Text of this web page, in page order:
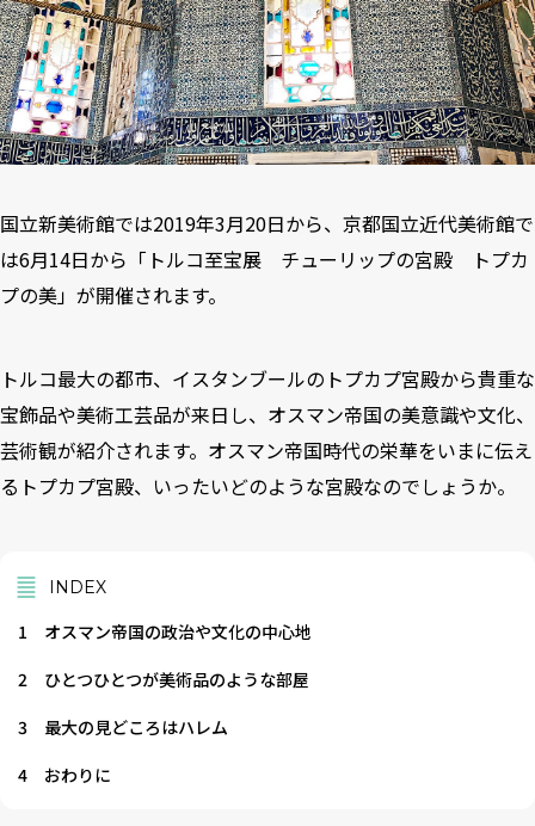
国立新美術館では2019年3月20日から、京都国立近代美術館で
は6月14日から「トルコ至宝展 チューリップの宮殿 トプカ
プの美」が開催されます。
トルコ最大の都市、イスタンブールのトプカプ宮殿から貴重な
宝飾品や美術工芸品が来日し、オスマン帝国の美意識や文化、
芸術観が紹介されます。オスマン帝国時代の栄華をいまに伝え
るトプカプ宮殿、いったいどのような宮殿なのでしょうか。
INDEX
1
オスマン帝国の政治や文化の中心地
2
ひとつひとつが美術品のような部屋
3
最大の見どころはハレム
4
おわりに